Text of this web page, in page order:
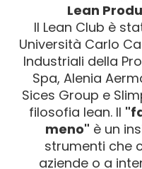
Lean
Il Lean Club è
Università Carlo
Industriali della
Spa, Alenia
Sices Group e
filosofia lean. Il
meno" è un
strumenti che
aziende o a